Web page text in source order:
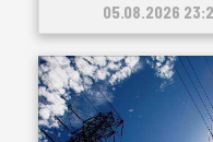
05.08.2026